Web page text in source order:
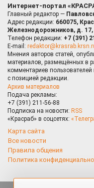
Интернет-портал
Главный редактор —
Адрес редакции: 660075,
Железнодорожников, д.
Телефон редакции: +7 (391)
E-mail:
Мнения авторов статей,
материалов, размещённых в
комментариев
с позицией редакции.
Архив материалов
Подача рекламы:
+7 (391) 211-56-88
Подписка на новости: RSS
«Красраб» в соцсетях:
Карта сайта
Все новости
Правила общения
Политика